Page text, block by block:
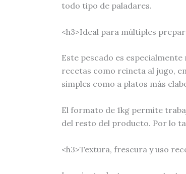
todo tipo de paladares.
<h3>Ideal para múltiples
Este pescado es
recetas como reineta al jugo,
simples como a platos más
El formato de 1kg permite
del resto del producto. Por lo
<h3>Textura, frescura y uso